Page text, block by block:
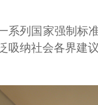
列国家强制标
纳社会各界建